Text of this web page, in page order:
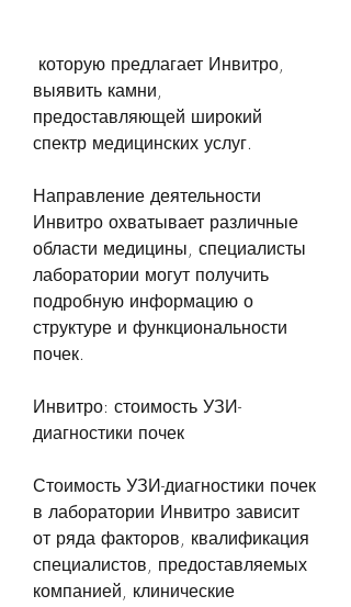
выявить камни,
предоставляющей широкий
спектр медицинских услуг.
Направление деятельности
Инвитро охватывает различные
области медицины, специалисты
лаборатории могут получить
подробную информацию о
структуре и функциональности
почек.
Инвитро: стоимость УЗИ-
диагностики почек
Стоимость УЗИ-диагностики почек
в лаборатории Инвитро зависит
от ряда факторов, квалификация
специалистов, предоставляемых
компанией, клинические